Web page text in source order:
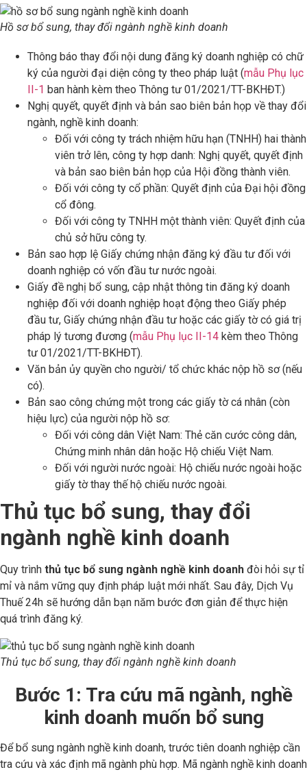
Hồ sơ bổ sung, thay đổi ngành nghề kinh doanh
Thông báo thay đổi nội dung đăng ký doanh nghiệp có chữ
ký của người đại diện công ty theo pháp luật (mẫu Phụ lục
II-1 ban hành kèm theo Thông tư 01/2021/TT-BKHĐT.)
Nghị quyết, quyết định và bản sao biên bản họp về thay đổi
ngành, nghề kinh doanh:
Đối với công ty trách nhiệm hữu hạn (TNHH) hai thành
viên trở lên, công ty hợp danh: Nghị quyết, quyết định
và bản sao biên bản họp của Hội đồng thành viên.
Đối với công ty cổ phần: Quyết định của Đại hội đồng
cổ đông.
Đối với công ty TNHH một thành viên: Quyết định của
chủ sở hữu công ty.
Bản sao hợp lệ Giấy chứng nhận đăng ký đầu tư đối với
doanh nghiệp có vốn đầu tư nước ngoài.
Giấy đề nghị bổ sung, cập nhật thông tin đăng ký doanh
nghiệp đối với doanh nghiệp hoạt động theo Giấy phép
đầu tư, Giấy chứng nhận đầu tư hoặc các giấy tờ có giá trị
pháp lý tương đương (mẫu Phụ lục II-14 kèm theo Thông
tư 01/2021/TT-BKHĐT).
Văn bản ủy quyền cho người/ tổ chức khác nộp hồ sơ (nếu
có).
Bản sao công chứng một trong các giấy tờ cá nhân (còn
hiệu lực) của người nộp hồ sơ:
Đối với công dân Việt Nam: Thẻ căn cước công dân,
Chứng minh nhân dân hoặc Hộ chiếu Việt Nam.
Đối với người nước ngoài: Hộ chiếu nước ngoài hoặc
giấy tờ thay thế hộ chiếu nước ngoài.
Thủ tục bổ sung, thay đổi
ngành nghề kinh doanh
Quy trình thủ tục bổ sung ngành nghề kinh doanh đòi hỏi sự tỉ
mỉ và nắm vững quy định pháp luật mới nhất. Sau đây, Dịch Vụ
Thuế 24h sẽ hướng dẫn bạn năm bước đơn giản để thực hiện
quá trình đăng ký.
Thủ tục bổ sung, thay đổi ngành nghề kinh doanh
Bước 1: Tra cứu mã ngành, nghề
kinh doanh muốn bổ sung
Để bổ sung ngành nghề kinh doanh, trước tiên doanh nghiệp cần
tra cứu và xác định mã ngành phù hợp. Mã ngành nghề kinh doanh